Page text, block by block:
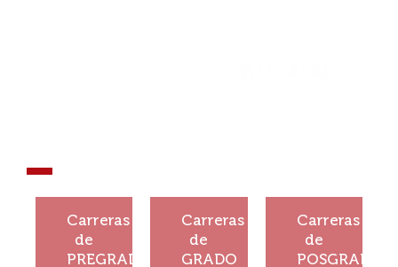
Carreras
de
PREGRADO
historia!
Carreras
de
GRADO
historia!
Carreras
de
POSGRADO
historia!